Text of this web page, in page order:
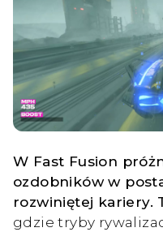
W Fast Fusion
ozdobników w
rozwiniętej kariery.
gdzie tryby